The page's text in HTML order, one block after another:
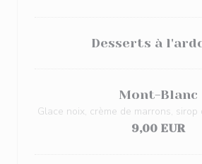
Desserts à
Mont-Blanc
Glace noix, crème de marrons,
9,00 EUR